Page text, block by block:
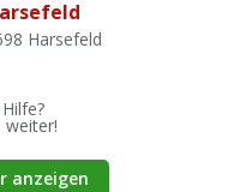
Harsefeld
weiter!
anzeigen